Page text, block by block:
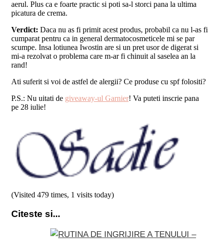
aerul. Plus ca e foarte practic si poti sa-l storci pana la ultima
picatura de crema.
Verdict: Daca nu as fi primit acest produs, probabil ca nu l-as fi
cumparat pentru ca in general dermatocosmeticele mi se par
scumpe. Insa lotiunea Iwostin are si un pret usor de digerat si
mi-a rezolvat o problema care m-ar fi chinuit al saselea an la
rand!
Ati suferit si voi de astfel de alergii? Ce produse cu spf folositi?
P.S.: Nu uitati de giveaway-ul Garnier! Va puteti inscrie pana
pe 28 iulie!
(Visited 479 times, 1 visits today)
Citeste si...